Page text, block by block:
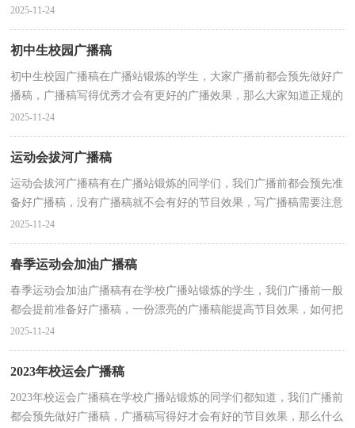
怎么去写广播稿呢？下面是小编整理的校园青春广播稿...
2025-11-24
初中生校园广播稿
初中生校园广播稿在广播站锻炼的学生，大家广播前都会预先做好广
播稿，广播稿写得优秀才会有更好的广播效果，那么大家知道正规的
广播稿怎么写吗？以下是小编精心整理的初中生校园广...
2025-11-24
运动会拔河广播稿
运动会拔河广播稿有在广播站锻炼的同学们，我们广播前都会预先准
备好广播稿，没有广播稿就不会有好的节目效果，写广播稿需要注意
哪些格式呢？以下是小编整理的运动会拔河广播稿，供大...
2025-11-24
春季运动会加油广播稿
春季运动会加油广播稿有在学校广播站锻炼的学生，我们广播前一般
都会提前准备好广播稿，一份漂亮的广播稿能提高节目效果，如何把
广播稿做到重点突出呢？下面是小编为大家整理的春季...
2025-11-24
2023年校运会广播稿
2023年校运会广播稿在学校广播站锻炼的同学们都知道，我们广播前
都会预先做好广播稿，广播稿写得好才会有好的节目效果，那么什么